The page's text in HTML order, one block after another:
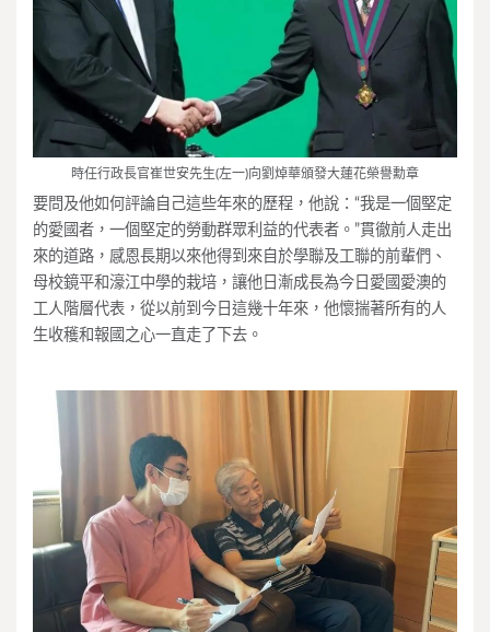
時任行政長官崔世安先生(左一)向劉焯華頒發大蓮花榮譽勳章
要問及他如何評論自己這些年來的歷程，他說：“我是一個堅定
的愛國者，一個堅定的勞動群眾利益的代表者。”貫徹前人走出
來的道路，感恩長期以來他得到來自於學聯及工聯的前輩們、
母校鏡平和濠江中學的栽培，讓他日漸成長為今日愛國愛澳的
工人階層代表，從以前到今日這幾十年來，他懷揣著所有的人
生收穫和報國之心一直走了下去。